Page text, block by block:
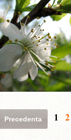
Precedenta 1 2